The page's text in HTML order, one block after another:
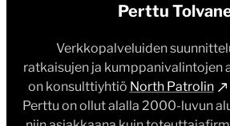
Perttu
Verkkopalveluiden
ratkaisujen ja kumppanivalintojen
on konsulttiyhtiö North Patrolin
Perttu on ollut alalla 2000-luvun